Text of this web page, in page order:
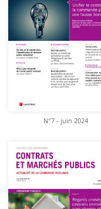
N°7 - juin 2024